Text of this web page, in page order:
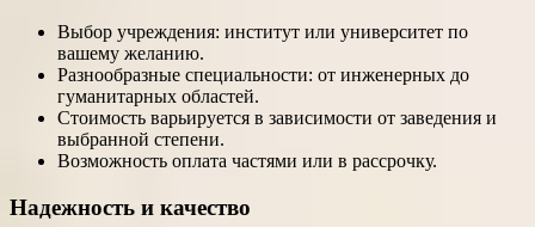
Выбор учреждения: институт или университет по
вашему желанию.
Разнообразные специальности: от инженерных до
гуманитарных областей.
Стоимость варьируется в зависимости от заведения и
выбранной степени.
Возможность оплата частями или в рассрочку.
Надежность и качество